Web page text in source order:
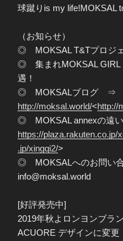
球蹴りis my life!MOKSAL
（お知らせ）
◎ MOKSAL T&Tプロジェ
◎ 集まれMOKSAL GIRL
遇！
◎ MOKSALブログ ⇒
http://moksal.world/<http://
◎ MOKSAL annexの
https://plaza.rakuten.co.jp/
.jp/xingqi2/>
◎ MOKSALへのお問い
info@moksal.world
[好評発売中]
2019年秋よロンヨンブラ
ACUORE デザインに変更